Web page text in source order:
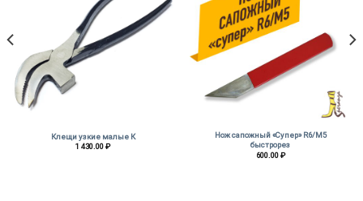
Клещи узкие малые К
1 430.00₽
Нож сапожный «Супер» R6/M5
быстрорез
600.00₽